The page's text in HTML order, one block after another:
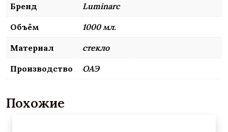
Бренд Luminarc
Объём 1000 мл.
Материал стекло
Производство ОАЭ
Похожие